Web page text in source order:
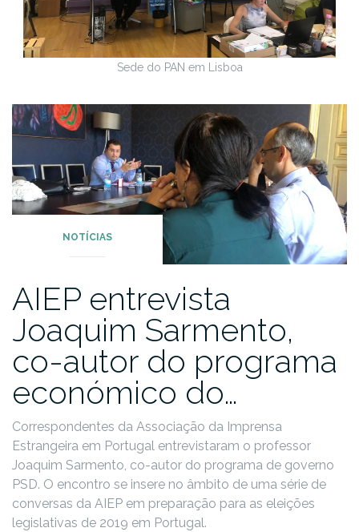
Sede do PAN em Lisboa
NOTÍCIAS
AIEP entrevista
Joaquim Sarmento,
co-autor do programa
económico do…
Correspondentes da Associação da Imprensa
Estrangeira em Portugal entrevistaram o professor
Joaquim Sarmento, co-autor do programa de governo
PSD. O encontro se insere no âmbito de uma série de
conversas da AIEP em preparação para as eleições
legislativas de 2019 em Portugal.